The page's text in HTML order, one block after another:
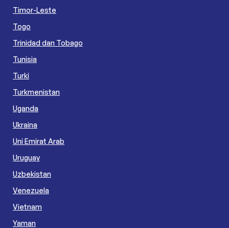
Timor-Leste
Togo
Trinidad dan Tobago
Tunisia
Turki
Turkmenistan
Uganda
Ukraina
Uni Emirat Arab
Uruguay
Uzbekistan
Venezuela
Vietnam
Yaman